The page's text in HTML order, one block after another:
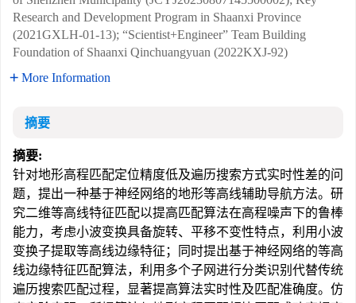
Research and Development Program in Shaanxi Province
(2021GXLH-01-13); “Scientist+Engineer” Team Building
Foundation of Shaanxi Qinchuangyuan (2022KXJ-92)
More Information
摘要
摘要:
针对地形高程匹配定位精度低及遍历搜索方式实时性差的问
题，提出一种基于神经网络的地形等高线辅助导航方法。研
究二维等高线特征匹配以提高匹配算法在高程噪声下的鲁棒
能力，考虑小波变换具备旋转、平移不变性特点，利用小波
变换子提取等高线边缘特征；同时提出基于神经网络的等高
线边缘特征匹配算法，利用多个子网进行分类识别代替传统
遍历搜索匹配过程，显著提高算法实时性及匹配准确度。仿